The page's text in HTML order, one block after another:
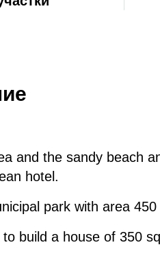
and the sandy beach
hotel.
park with area 450
build a house of 350